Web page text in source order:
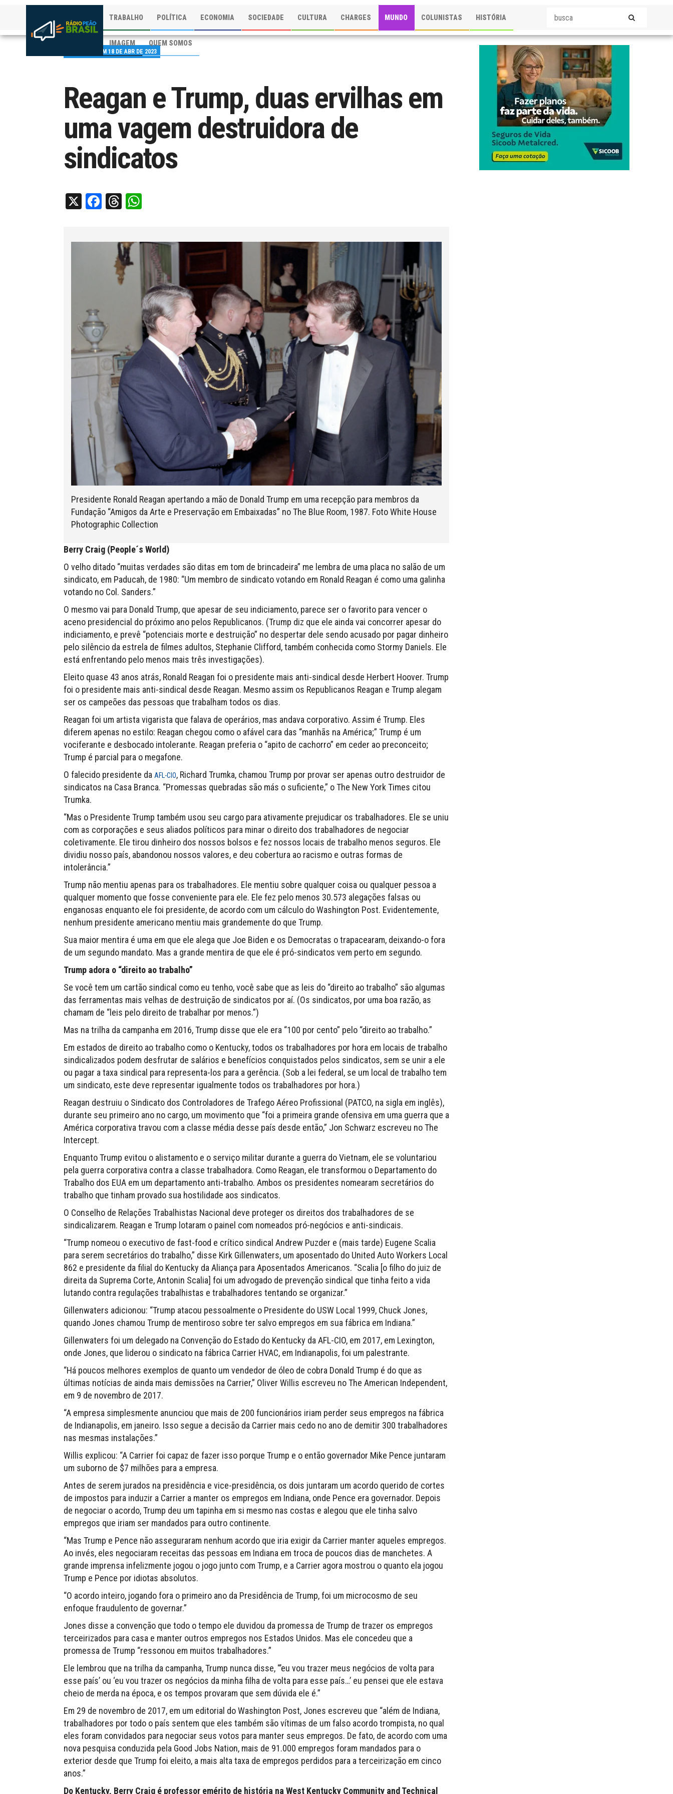
TRABALHO POLÍTICA ECONOMIA SOCIEDADE CULTURA CHARGES MUNDO COLUNISTAS HISTÓRIA
IMAGEM QUEM SOMOS
PUBLICADO EM 18 DE ABR DE 2023
Reagan e Trump, duas ervilhas em
uma vagem destruidora de
sindicatos
X Facebook
Threads
Presidente Ronald Reagan apertando a mão de Donald Trump em uma recepção para membros da
Fundação “Amigos da Arte e Preservação em Embaixadas” no The Blue Room, 1987. Foto White House
Photographic Collection
Berry Craig (People´s World)
O velho ditado “muitas verdades são ditas em tom de brincadeira” me lembra de uma placa no salão de um
sindicato, em Paducah, de 1980: “Um membro de sindicato votando em Ronald Reagan é como uma galinha
votando no Col. Sanders.”
O mesmo vai para Donald Trump, que apesar de seu indiciamento, parece ser o favorito para vencer o
aceno presidencial do próximo ano pelos Republicanos. (Trump diz que ele ainda vai concorrer apesar do
indiciamento, e prevê “potenciais morte e destruição” no despertar dele sendo acusado por pagar dinheiro
pelo silêncio da estrela de filmes adultos, Stephanie Clifford, também conhecida como Stormy Daniels. Ele
está enfrentando pelo menos mais três investigações).
Eleito quase 43 anos atrás, Ronald Reagan foi o presidente mais anti-sindical desde Herbert Hoover. Trump
foi o presidente mais anti-sindical desde Reagan. Mesmo assim os Republicanos Reagan e Trump alegam
ser os campeões das pessoas que trabalham todos os dias.
Reagan foi um artista vigarista que falava de operários, mas andava corporativo. Assim é Trump. Eles
diferem apenas no estilo: Reagan chegou como o afável cara das “manhãs na América;” Trump é um
vociferante e desbocado intolerante. Reagan preferia o “apito de cachorro” em ceder ao preconceito;
Trump é parcial para o megafone.
O falecido presidente da AFL-CIO, Richard Trumka, chamou Trump por provar ser apenas outro destruidor de
sindicatos na Casa Branca. “Promessas quebradas são más o suficiente,” o The New York Times citou
Trumka.
“Mas o Presidente Trump também usou seu cargo para ativamente prejudicar os trabalhadores. Ele se uniu
com as corporações e seus aliados políticos para minar o direito dos trabalhadores de negociar
coletivamente. Ele tirou dinheiro dos nossos bolsos e fez nossos locais de trabalho menos seguros. Ele
dividiu nosso país, abandonou nossos valores, e deu cobertura ao racismo e outras formas de
intolerância.”
Trump não mentiu apenas para os trabalhadores. Ele mentiu sobre qualquer coisa ou qualquer pessoa a
qualquer momento que fosse conveniente para ele. Ele fez pelo menos 30.573 alegações falsas ou
enganosas enquanto ele foi presidente, de acordo com um cálculo do Washington Post. Evidentemente,
nenhum presidente americano mentiu mais grandemente do que Trump.
Sua maior mentira é uma em que ele alega que Joe Biden e os Democratas o trapacearam, deixando-o fora
de um segundo mandato. Mas a grande mentira de que ele é pró-sindicatos vem perto em segundo.
Trump adora o “direito ao trabalho”
Se você tem um cartão sindical como eu tenho, você sabe que as leis do “direito ao trabalho” são algumas
das ferramentas mais velhas de destruição de sindicatos por aí. (Os sindicatos, por uma boa razão, as
chamam de “leis pelo direito de trabalhar por menos.”)
Mas na trilha da campanha em 2016, Trump disse que ele era “100 por cento” pelo “direito ao trabalho.”
Em estados de direito ao trabalho como o Kentucky, todos os trabalhadores por hora em locais de trabalho
sindicalizados podem desfrutar de salários e benefícios conquistados pelos sindicatos, sem se unir a ele
ou pagar a taxa sindical para representa-los para a gerência. (Sob a lei federal, se um local de trabalho tem
um sindicato, este deve representar igualmente todos os trabalhadores por hora.)
Reagan destruiu o Sindicato dos Controladores de Trafego Aéreo Profissional (PATCO, na sigla em inglês),
durante seu primeiro ano no cargo, um movimento que “foi a primeira grande ofensiva em uma guerra que a
América corporativa travou com a classe média desse país desde então,” Jon Schwarz escreveu no The
Intercept.
Enquanto Trump evitou o alistamento e o serviço militar durante a guerra do Vietnam, ele se voluntariou
pela guerra corporativa contra a classe trabalhadora. Como Reagan, ele transformou o Departamento do
Trabalho dos EUA em um departamento anti-trabalho. Ambos os presidentes nomearam secretários do
trabalho que tinham provado sua hostilidade aos sindicatos.
O Conselho de Relações Trabalhistas Nacional deve proteger os direitos dos trabalhadores de se
sindicalizarem. Reagan e Trump lotaram o painel com nomeados pró-negócios e anti-sindicais.
“Trump nomeou o executivo de fast-food e crítico sindical Andrew Puzder e (mais tarde) Eugene Scalia
para serem secretários do trabalho,” disse Kirk Gillenwaters, um aposentado do United Auto Workers Local
862 e presidente da filial do Kentucky da Aliança para Aposentados Americanos. “Scalia [o filho do juiz de
direita da Suprema Corte, Antonin Scalia] foi um advogado de prevenção sindical que tinha feito a vida
lutando contra regulações trabalhistas e trabalhadores tentando se organizar.”
Gillenwaters adicionou: “Trump atacou pessoalmente o Presidente do USW Local 1999, Chuck Jones,
quando Jones chamou Trump de mentiroso sobre ter salvo empregos em sua fábrica em Indiana.”
Gillenwaters foi um delegado na Convenção do Estado do Kentucky da AFL-CIO, em 2017, em Lexington,
onde Jones, que liderou o sindicato na fábrica Carrier HVAC, em Indianapolis, foi um palestrante.
“Há poucos melhores exemplos de quanto um vendedor de óleo de cobra Donald Trump é do que as
últimas notícias de ainda mais demissões na Carrier,” Oliver Willis escreveu no The American Independent,
em 9 de novembro de 2017.
“A empresa simplesmente anunciou que mais de 200 funcionários iriam perder seus empregos na fábrica
de Indianapolis, em janeiro. Isso segue a decisão da Carrier mais cedo no ano de demitir 300 trabalhadores
nas mesmas instalações.”
Willis explicou: “A Carrier foi capaz de fazer isso porque Trump e o então governador Mike Pence juntaram
um suborno de $7 milhões para a empresa.
Antes de serem jurados na presidência e vice-presidência, os dois juntaram um acordo querido de cortes
de impostos para induzir a Carrier a manter os empregos em Indiana, onde Pence era governador. Depois
de negociar o acordo, Trump deu um tapinha em si mesmo nas costas e alegou que ele tinha salvo
empregos que iriam ser mandados para outro continente.
“Mas Trump e Pence não asseguraram nenhum acordo que iria exigir da Carrier manter aqueles empregos.
Ao invés, eles negociaram receitas das pessoas em Indiana em troca de poucos dias de manchetes. A
grande imprensa infelizmente jogou o jogo junto com Trump, e a Carrier agora mostrou o quanto ela jogou
Trump e Pence por idiotas absolutos.
“O acordo inteiro, jogando fora o primeiro ano da Presidência de Trump, foi um microcosmo de seu
enfoque fraudulento de governar.”
Jones disse a convenção que todo o tempo ele duvidou da promessa de Trump de trazer os empregos
terceirizados para casa e manter outros empregos nos Estados Unidos. Mas ele concedeu que a
promessa de Trump “ressonou em muitos trabalhadores.”
Ele lembrou que na trilha da campanha, Trump nunca disse, “’eu vou trazer meus negócios de volta para
esse país’ ou ‘eu vou trazer os negócios da minha filha de volta para esse país…’ eu pensei que ele estava
cheio de merda na época, e os tempos provaram que sem dúvida ele é.”
Em 29 de novembro de 2017, em um editorial do Washington Post, Jones escreveu que “além de Indiana,
trabalhadores por todo o país sentem que eles também são vítimas de um falso acordo trompista, no qual
eles foram convidados para negociar seus votos para manter seus empregos. De fato, de acordo com uma
nova pesquisa conduzida pela Good Jobs Nation, mais de 91.000 empregos foram mandados para o
exterior desde que Trump foi eleito, a mais alta taxa de empregos perdidos para a terceirização em cinco
anos.”
Do Kentucky, Berry Craig é professor emérito de história na West Kentucky Community and Technical